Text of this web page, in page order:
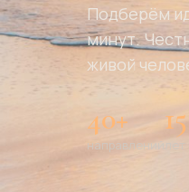
Подберём
минут.
живой
40+
направлений
15